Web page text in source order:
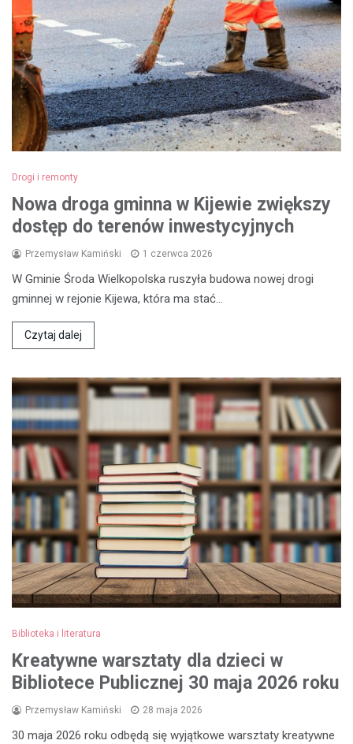
Drogi i remonty
Nowa droga gminna w Kijewie zwiększy
dostęp do terenów inwestycyjnych
Przemysław Kamiński 1 czerwca 2026
W Gminie Środa Wielkopolska ruszyła budowa nowej drogi
gminnej w rejonie Kijewa, która ma stać…
Czytaj dalej
Biblioteka i literatura
Kreatywne warsztaty dla dzieci w
Bibliotece Publicznej 30 maja 2026 roku
Przemysław Kamiński 28 maja 2026
30 maja 2026 roku odbędą się wyjątkowe warsztaty kreatywne